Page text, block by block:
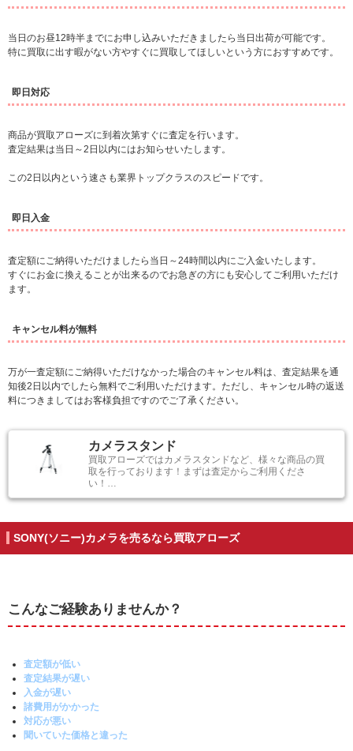
当日のお昼12時半までにお申し込みいただきましたら当日出荷が可能です。
特に買取に出す暇がない方やすぐに買取してほしいという方におすすめです。
即日対応
商品が買取アローズに到着次第すぐに査定を行います。
査定結果は当日～2日以内にはお知らせいたします。
この2日以内という速さも業界トップクラスのスピードです。
即日入金
査定額にご納得いただけましたら当日～24時間以内にご入金いたします。
すぐにお金に換えることが出来るのでお急ぎの方にも安心してご利用いただけ
ます。
キャンセル料が無料
万が一査定額にご納得いただけなかった場合のキャンセル料は、査定結果を通
知後2日以内でしたら無料でご利用いただけます。ただし、キャンセル時の返送
料につきましてはお客様負担ですのでご了承ください。
カメラスタンド
買取アローズではカメラスタンドなど、様々な商品の買
取を行っております！まずは査定からご利用くださ
い！…
SONY(ソニー)カメラを売るなら買取アローズ
こんなご経験ありませんか？
査定額が低い
査定結果が遅い
入金が遅い
諸費用がかかった
対応が悪い
聞いていた価格と違った